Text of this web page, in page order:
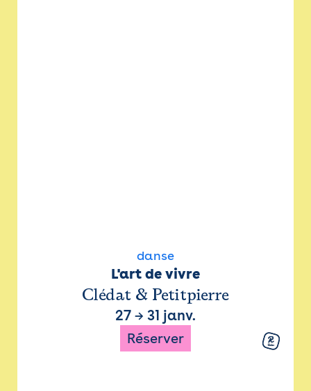
danse
L'art de vivre
Clédat & Petitpierre
27 → 31 janv.
Réserver